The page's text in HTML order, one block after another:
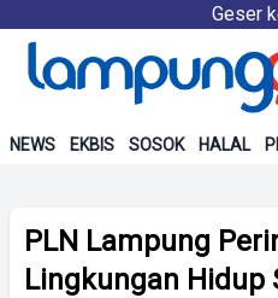
Geser
NEWS EKBIS SOSOK HALAL
PLN Lampung
Lingkungan Hidup